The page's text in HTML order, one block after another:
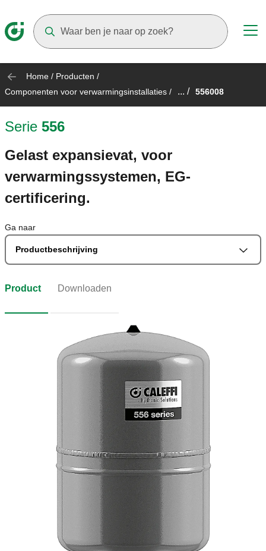
Home / Producten /
Componenten voor verwarmingsinstallaties / ... / 556008
Serie 556
Gelast expansievat, voor
verwarmingssystemen, EG-
certificering.
Ga naar
Productbeschrijving
Product Downloaden